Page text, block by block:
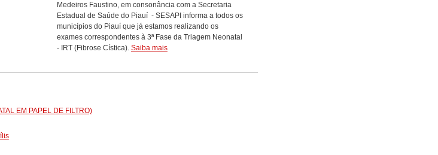
Medeiros Faustino, em consonância com a Secretaria
Estadual de Saúde do Piauí - SESAPI informa a todos os
municípios do Piauí que já estamos realizando os
exames correspondentes à 3ª Fase da Triagem Neonatal
- IRT (Fibrose Cística). Saiba mais
EM PAPEL DE FILTRO)